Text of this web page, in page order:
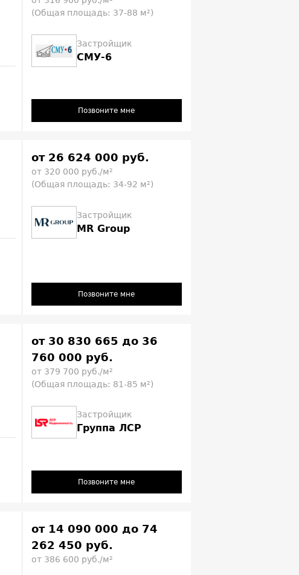
(Общая площадь: 37-88 м²)
Застройщик
СМУ-6
Позвоните мне
от 26 624 000 руб.
от 320 000 руб./м²
(Общая площадь: 34-92 м²)
Застройщик
MR Group
Позвоните мне
от 30 830 665 до 36
760 000 руб.
от 379 700 руб./м²
(Общая площадь: 81-85 м²)
Застройщик
Группа ЛСР
Позвоните мне
от 14 090 000 до 74
262 450 руб.
от 386 600 руб./м²